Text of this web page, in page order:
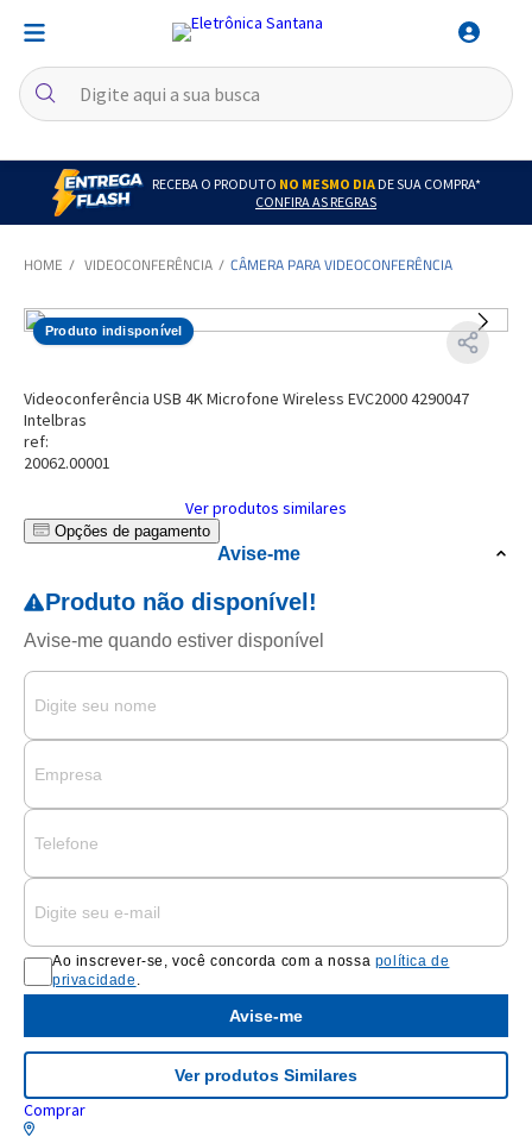
RECEBA O PRODUTO NO MESMO DIADE SUA COMPRA*
CONFIRA AS REGRAS
VIDEOCONFERÊNCIA CÂMERA PARA VIDEOCONFERÊNCIA
Produto indisponível
Videoconferência USB 4K Microfone Wireless EVC2000 4290047
Intelbras
ref:
20062.00001
Ver produtos similares
Opções de pagamento
Avise-me
Ao inscrever-se, você concorda com a nossa política de
privacidade
Avise-me
Ver produtos Similares
Comprar